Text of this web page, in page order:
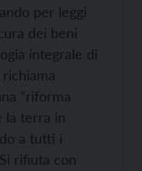
per leggi
dei beni
integrale di
“riforma
la terra in
a tutti i
rifiuta con